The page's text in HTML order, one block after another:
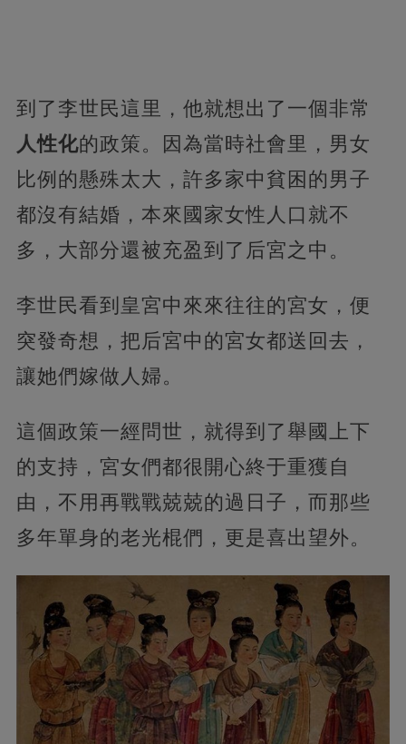
到了李世民這里，他就想出了一個非常
人性化的政策。因為當時社會里，男女
比例的懸殊太大，許多家中貧困的男子
都沒有結婚，本來國家女性人口就不
多，大部分還被充盈到了后宮之中。
李世民看到皇宮中來來往往的宮女，便
突發奇想，把后宮中的宮女都送回去，
讓她們嫁做人婦。
這個政策一經問世，就得到了舉國上下
的支持，宮女們都很開心終于重獲自
由，不用再戰戰兢兢的過日子，而那些
多年單身的老光棍們，更是喜出望外。